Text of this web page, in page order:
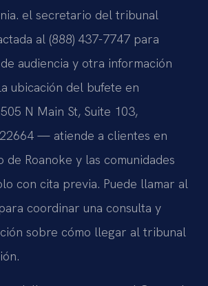
el secretario del tribunal
al (888) 437-7747 para
audiencia y otra información
ubicación del bufete en
N Main St, Suite 103,
— atiende a clientes en
de Roanoke y las comunidades
con cita previa. Puede llamar al
coordinar una consulta y
sobre cómo llegar al tribunal